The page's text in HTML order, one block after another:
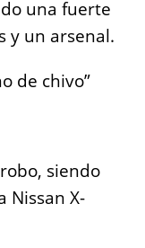
una fuerte
y un arsenal.
de chivo”
siendo
Nissan X-